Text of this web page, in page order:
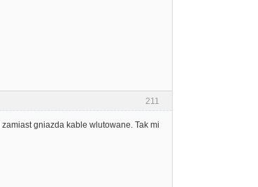
211
gniazda kable wlutowane. Tak mi